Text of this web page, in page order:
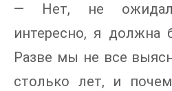
— Нет, не
интересно, я должна
Разве мы не все
столько лет, и